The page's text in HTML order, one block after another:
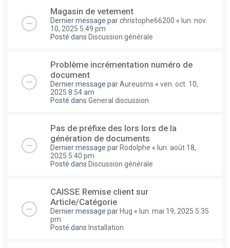
Magasin de vetement
Dernier message parchristophe66200 « lun. nov.
10, 2025 5:49 pm
Posté dans Discussion générale
Problème incrémentation numéro de
document
Dernier message parAureusms « ven. oct. 10,
2025 8:54 am
Posté dans General discussion
Pas de préfixe des lors lors de la
génération de documents
Dernier message par Rodolphe « lun. août 18,
2025 5:40 pm
Posté dans Discussion générale
CAISSE Remise client sur
Article/Catégorie
Dernier message par Hug « lun. mai 19, 2025 5:35
pm
Posté dans Installation